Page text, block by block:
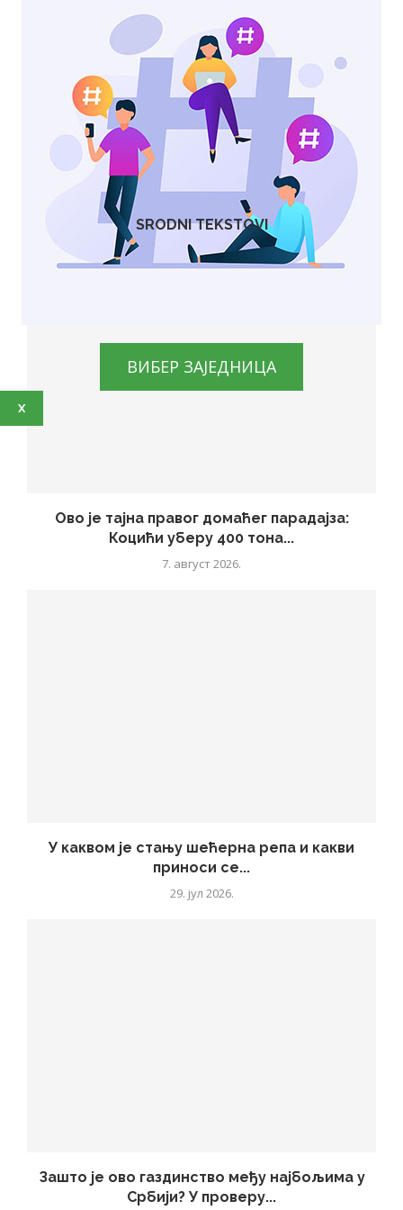
претходна вест
Похапшени због злоупотребе са пшеницом, али
нису сви
следећа вест
Како да региструјете трактор старији од 10 година
а немате документа?
SRODNI TEKSTOVI
Ово је тајна правог домаћег парадајза:
Коцићи уберу 400 тона...
7. август 2026.
У каквом је стању шећерна репа и какви
приноси се...
29. јул 2026.
Зашто је ово газдинство међу најбољима у
Србији? У проверу...
ВИБЕР ЗАЈЕДНИЦА
X